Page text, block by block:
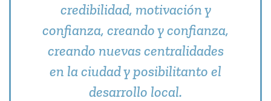
credibilidad, motivación y
confianza, creando y confianza,
creando nuevas centralidades
en la ciudad y posibilitanto el
desarrollo local.